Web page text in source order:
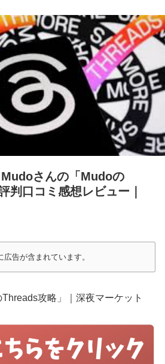
Mudoさんの「Mudoの
判口コミ感想レビュー｜
広告が含まれています。
攻略」｜深夜マーケット